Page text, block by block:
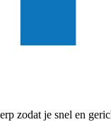
zodat je snel en